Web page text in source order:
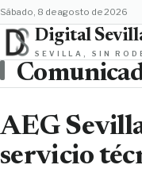
sábado, 8 de agosto de 2026
Digital
SEVILLA, SIN
AEG
servicio